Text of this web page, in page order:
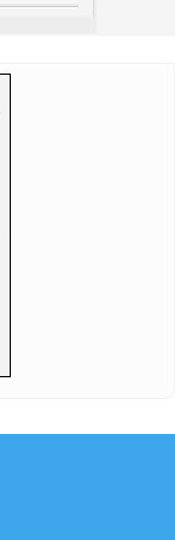
Arsenal
su žene mogu u
ponovo
potpuno uništeni,